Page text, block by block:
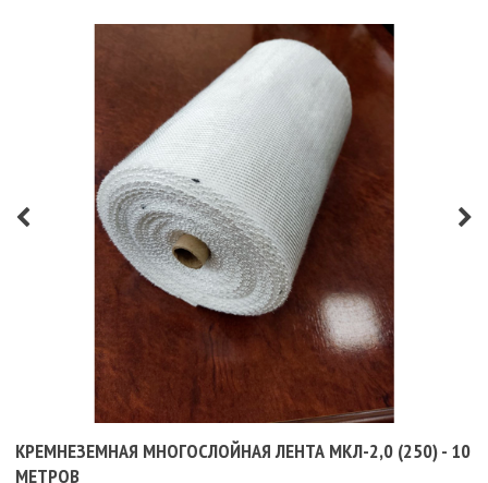
КРЕМНЕЗЕМНАЯ МНОГОСЛОЙНАЯ ЛЕНТА МКЛ-2,0 (250) - 10
МЕТРОВ